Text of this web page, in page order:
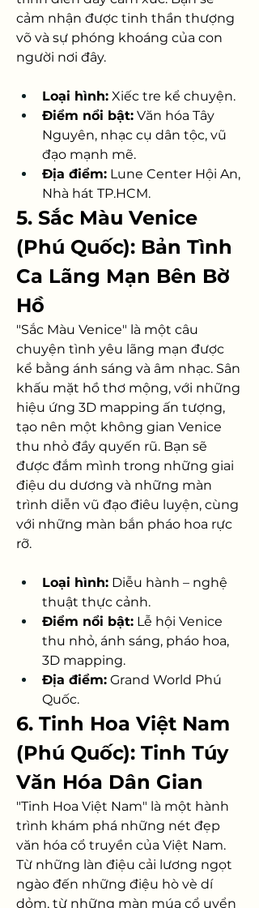
cảm nhận được tinh thần thượng
võ và sự phóng khoáng của con
người nơi đây.
Loại hình: Xiếc tre kể chuyện.
Điểm nổi bật: Văn hóa Tây
Nguyên, nhạc cụ dân tộc, vũ
đạo mạnh mẽ.
Địa điểm: Lune Center Hội An,
Nhà hát TP.HCM.
5. Sắc Màu Venice
(Phú Quốc): Bản Tình
Ca Lãng Mạn Bên Bờ
Hồ
"Sắc Màu Venice" là một câu
chuyện tình yêu lãng mạn được
kể bằng ánh sáng và âm nhạc. Sân
khấu mặt hồ thơ mộng, với những
hiệu ứng 3D mapping ấn tượng,
tạo nên một không gian Venice
thu nhỏ đầy quyến rũ. Bạn sẽ
được đắm mình trong những giai
điệu du dương và những màn
trình diễn vũ đạo điêu luyện, cùng
với những màn bắn pháo hoa rực
rỡ.
Loại hình: Diễu hành – nghệ
thuật thực cảnh.
Điểm nổi bật: Lễ hội Venice
thu nhỏ, ánh sáng, pháo hoa,
3D mapping.
Địa điểm: Grand World Phú
Quốc.
6. Tinh Hoa Việt Nam
(Phú Quốc): Tinh Túy
Văn Hóa Dân Gian
"Tinh Hoa Việt Nam" là một hành
trình khám phá những nét đẹp
văn hóa cổ truyền của Việt Nam.
Từ những làn điệu cải lương ngọt
ngào đến những điệu hò vè dí
dỏm, từ những màn múa cổ uyển